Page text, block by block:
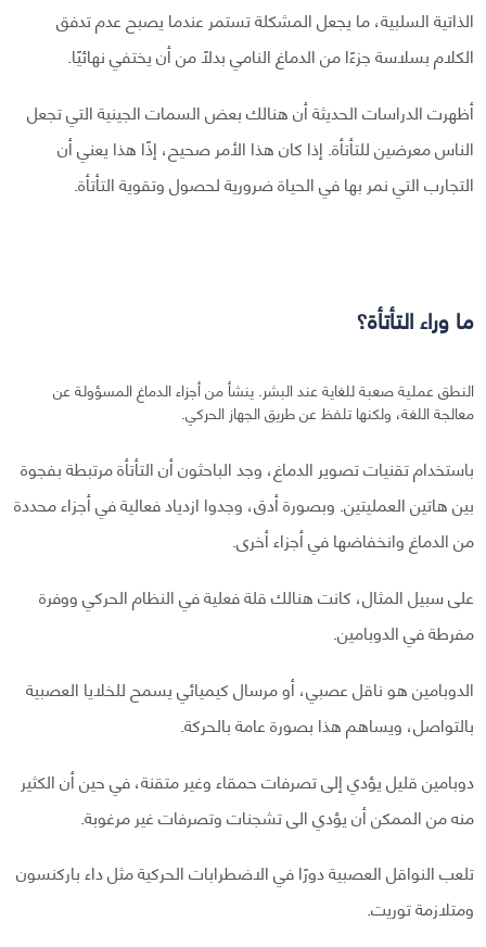
الذاتية السلبية، ما يجعل المشكلة تستمر عندما يصبح عدم تدفق
الكلام بسلاسة جزءًا من الدماغ النامي بدلًا من أن يختفي نهائيًا.
أظهرت الدراسات الحديثة أن هنالك بعض السمات الجينية التي تجعل
الناس معرضين للتأتأة. إذا كان هذا الأمر صحيح، إذًا هذا يعني أن
التجارب التي نمر بها في الحياة ضرورية لحصول وتقوية التأتأة.
ما وراء التأتأة؟
النطق عملية صعبة للغاية عند البشر. ينشأ من أجزاء الدماغ المسؤولة عن
معالجة اللغة، ولكنها تلفظ عن طريق الجهاز الحركي.
باستخدام تقنيات تصوير الدماغ، وجد الباحثون أن التأتأة مرتبطة بفجوة
بين هاتين العمليتين. وبصورة أدق، وجدوا ازدياد فعالية في أجزاء محددة
من الدماغ وانخفاضها في أجزاء أخرى.
على سبيل المثال، كانت هنالك قلة فعلية في النظام الحركي ووفرة
مفرطة في الدوبامين.
الدوبامين هو ناقل عصبي، أو مرسال كيميائي يسمح للخلايا العصبية
بالتواصل، ويساهم هذا بصورة عامة بالحركة.
دوبامين قليل يؤدي إلى تصرفات حمقاء وغير متقنة، في حين أن الكثير
منه من الممكن أن يؤدي الى تشجنات وتصرفات غير مرغوبة.
تلعب النواقل العصبية دورًا في الاضطرابات الحركية مثل داء باركنسون
ومتلازمة توريت.